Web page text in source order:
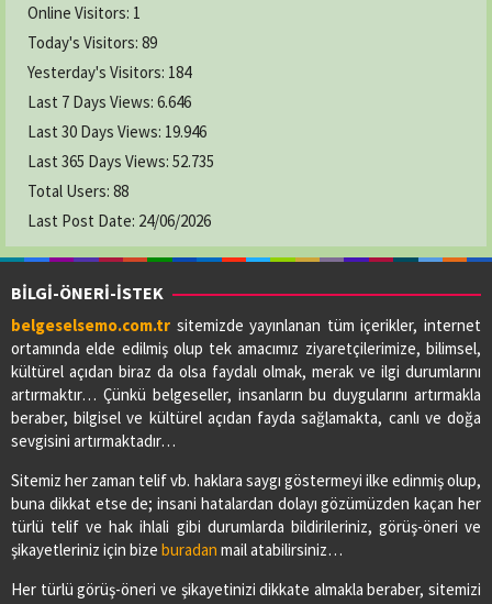
03628769294
GAMZE ECZANESİ
Adres: YENİ CAMİ MAH. LİSE CAD. NO:64/A
03626222619
KAVAK ECZANESİ
Adres:19 MAYIS MAH. ADNAN MENDERES CAD.
NO:73/A
03627412412
LADİK ELİF ECZANESİ
Adres:BAHŞİ MAH.GAZİ CAD.NO:56/A
03627713091
PİAZZA ECZANESİ
Adres:YENİ MAH. ÇARŞAMBA CAD. NO:52
03622901605
Online Visitors: 1
Today's Visitors: 89
Yesterday's Visitors: 184
Last 7 Days Views: 6.646
Last 30 Days Views: 19.946
Last 365 Days Views: 52.735
Total Users: 88
Last Post Date: 24/06/2026
BİLGİ-ÖNERİ-İSTEK
belgeselsemo.com.tr sitemizde yayınlanan tüm içerikler, internet
ortamında elde edilmiş olup tek amacımız ziyaretçilerimize, bilimsel,
kültürel açıdan biraz da olsa faydalı olmak, merak ve ilgi durumlarını
artırmaktır… Çünkü belgeseller, insanların bu duygularını artırmakla
beraber, bilgisel ve kültürel açıdan fayda sağlamakta, canlı ve doğa
sevgisini artırmaktadır…
Sitemiz her zaman telif vb. haklara saygı göstermeyi ilke edinmiş olup,
buna dikkat etse de; insani hatalardan dolayı gözümüzden kaçan her
türlü telif ve hak ihlali gibi durumlarda bildirileriniz, görüş-öneri ve
şikayetleriniz için bize buradan mail atabilirsiniz…
Her türlü görüş-öneri ve şikayetinizi dikkate almakla beraber, sitemizi